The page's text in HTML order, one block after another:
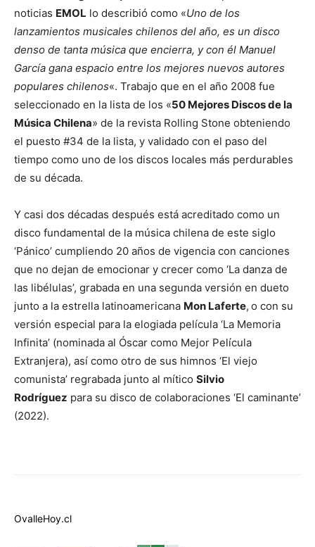
noticias EMOL lo describió como «Uno de los
lanzamientos musicales chilenos del año, es un disco
denso de tanta música que encierra, y con él Manuel
García gana espacio entre los mejores nuevos autores
populares chilenos«. Trabajo que en el año 2008 fue
seleccionado en la lista de los «50 Mejores Discos de la
Música Chilena» de la revista Rolling Stone obteniendo
el puesto #34 de la lista, y validado con el paso del
tiempo como uno de los discos locales más perdurables
de su década.
Y casi dos décadas después está acreditado como un
disco fundamental de la música chilena de este siglo
‘Pánico’ cumpliendo 20 años de vigencia con canciones
que no dejan de emocionar y crecer como ‘La danza de
las libélulas’, grabada en una segunda versión en dueto
junto a la estrella latinoamericana Mon Laferte, o con su
versión especial para la elogiada película ‘La Memoria
Infinita’ (nominada al Óscar como Mejor Película
Extranjera), así como otro de sus himnos ‘El viejo
comunista’ regrabada junto al mítico Silvio
Rodríguez para su disco de colaboraciones ‘El caminante’
(2022).
OvalleHoy.cl